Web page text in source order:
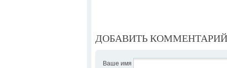
ДОБАВИТЬ КОММЕНТАРИЙ
Ваше имя